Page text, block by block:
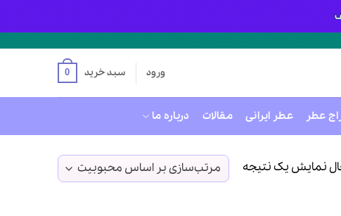
ورود سبد خرید 0
عطر عطر ایرانی مقالات درباره ما
نمایش یک نتیجه